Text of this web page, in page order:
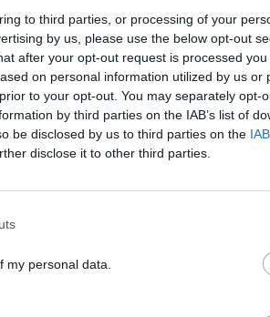
to third parties, or processing of your
by us, please use the below opt-out
after your opt-out request is processed you
on personal information utilized by us or
to your opt-out. You may separately opt-
by third parties on the IAB’s list of
be disclosed by us to third parties on the
disclose it to other third parties.
my personal data.